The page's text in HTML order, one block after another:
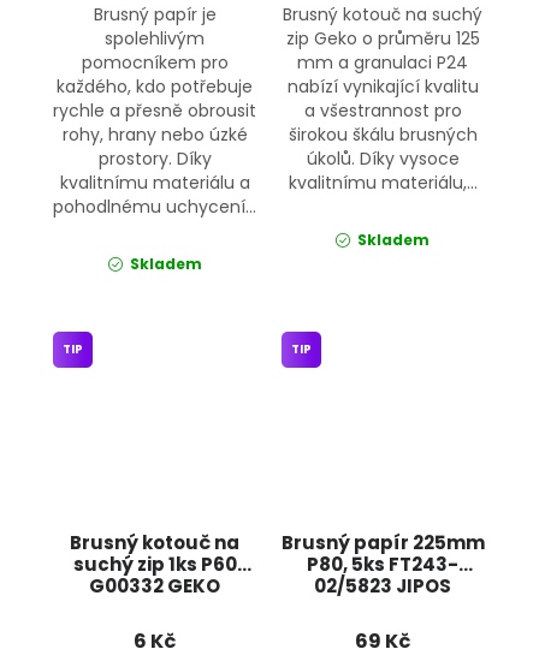
Brusný papír je
spolehlivým
pomocníkem pro
každého, kdo potřebuje
rychle a přesně obrousit
rohy, hrany nebo úzké
prostory. Díky
kvalitnímu materiálu a
pohodlnému uchycení...
Skladem
Brusný kotouč na suchý
zip Geko o průměru 125
mm a granulaci P24
nabízí vynikající kvalitu
a všestrannost pro
širokou škálu brusných
úkolů. Díky vysoce
kvalitnímu materiálu,...
Skladem
Brusný kotouč na
suchý zip 1ks P60
G00332 GEKO
TIP
6 Kč
Brusný papír 225mm
P80, 5ks FT243-
02/5823 JIPOS
TIP
69 Kč